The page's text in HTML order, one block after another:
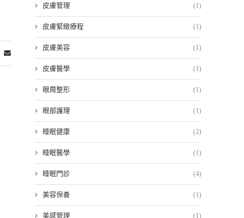
皮膚管理 (1)
皮膚緊緻療程 (1)
皮膚美容 (1)
皮膚醫學 (1)
眼周整形 (1)
眼部護理 (1)
睡眠健康 (2)
睡眠醫學 (1)
睡眠門診 (4)
美容保養 (1)
美感管理 (1)